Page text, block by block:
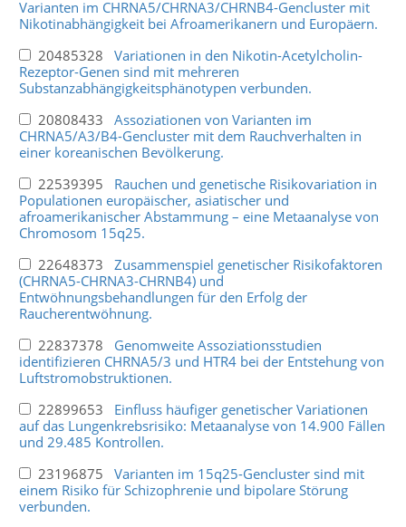
Varianten im CHRNA5/CHRNA3/CHRNB4-Gencluster mit
Nikotinabhängigkeit bei Afroamerikanern und Europäern.
20485328 Variationen in den Nikotin-Acetylcholin-
Rezeptor-Genen sind mit mehreren
Substanzabhängigkeitsphänotypen verbunden.
20808433 Assoziationen von Varianten im
CHRNA5/A3/B4-Gencluster mit dem Rauchverhalten in
einer koreanischen Bevölkerung.
22539395 Rauchen und genetische Risikovariation in
Populationen europäischer, asiatischer und
afroamerikanischer Abstammung – eine Metaanalyse von
Chromosom 15q25.
22648373 Zusammenspiel genetischer Risikofaktoren
(CHRNA5-CHRNA3-CHRNB4) und
Entwöhnungsbehandlungen für den Erfolg der
Raucherentwöhnung.
22837378 Genomweite Assoziationsstudien
identifizieren CHRNA5/3 und HTR4 bei der Entstehung von
Luftstromobstruktionen.
22899653 Einfluss häufiger genetischer Variationen
auf das Lungenkrebsrisiko: Metaanalyse von 14.900 Fällen
und 29.485 Kontrollen.
23196875 Varianten im 15q25-Gencluster sind mit
einem Risiko für Schizophrenie und bipolare Störung
verbunden.